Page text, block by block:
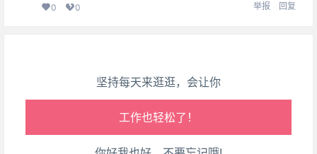
0 0 举报 回复
坚持每天来逛逛，会让你